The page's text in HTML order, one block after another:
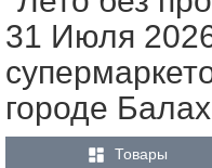
31 Июля
городе
 Товары